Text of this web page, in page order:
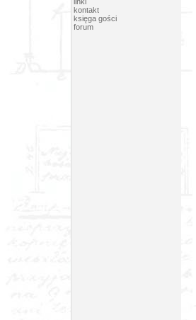
kontakt
księga gości
forum